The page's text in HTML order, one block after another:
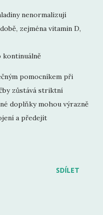
nenormalizují
zejména vitamin D,
kontinuálně
pomocníkem při
zůstává striktní
doplňky mohou výrazně
a předejít
SDÍLET